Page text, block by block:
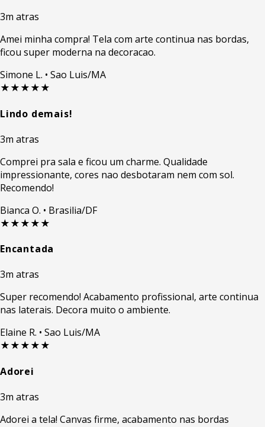
3m atras
Amei minha compra! Tela com arte continua nas bordas,
ficou super moderna na decoracao.
Simone L. • Sao Luis/MA
★★★★★
Lindo demais!
3m atras
Comprei pra sala e ficou um charme. Qualidade
impressionante, cores nao desbotaram nem com sol.
Recomendo!
Bianca O. • Brasilia/DF
★★★★★
Encantada
3m atras
Super recomendo! Acabamento profissional, arte continua
nas laterais. Decora muito o ambiente.
Elaine R. • Sao Luis/MA
★★★★★
Adorei
3m atras
Adorei a tela! Canvas firme, acabamento nas bordas